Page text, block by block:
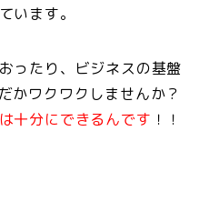
います。
ったり、ビジネスの基盤
かワクワクしませんか？
十分にできるんです ！！